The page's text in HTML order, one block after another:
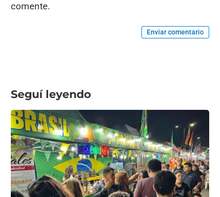
comente.
Enviar comentario
Seguí leyendo